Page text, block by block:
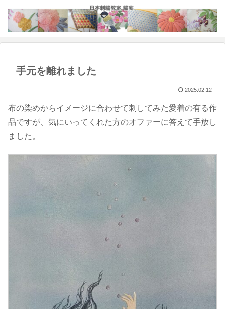
手元を離れました
2025.02.12
布の染めからイメージに合わせて刺してみた愛着の有る作
品ですが、気にいってくれた方のオファーに答えて手放し
ました。